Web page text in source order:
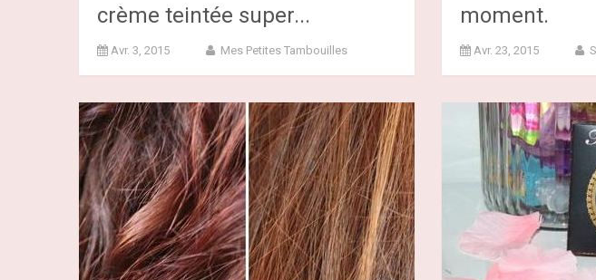
crème teintée super...
Avr. 3, 2015 Mes Petites Tambouilles
moment.
Avr. 23, 2015